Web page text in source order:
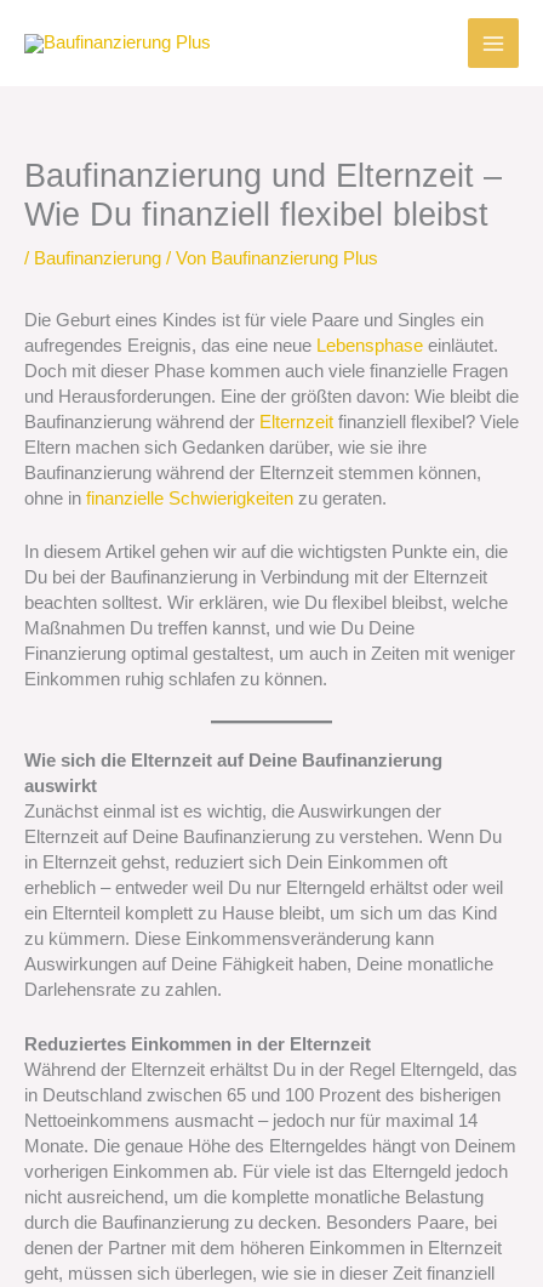
Inhalt
Baufinanzierung und Elternzeit –
Wie Du finanziell flexibel bleibst
/ Baufinanzierung / Von Baufinanzierung Plus
Die Geburt eines Kindes ist für viele Paare und Singles ein
aufregendes Ereignis, das eine neue Lebensphase einläutet.
Doch mit dieser Phase kommen auch viele finanzielle Fragen
und Herausforderungen. Eine der größten davon: Wie bleibt die
Baufinanzierung während der Elternzeit finanziell flexibel? Viele
Eltern machen sich Gedanken darüber, wie sie ihre
Baufinanzierung während der Elternzeit stemmen können,
ohne in finanzielle Schwierigkeiten zu geraten.
In diesem Artikel gehen wir auf die wichtigsten Punkte ein, die
Du bei der Baufinanzierung in Verbindung mit der Elternzeit
beachten solltest. Wir erklären, wie Du flexibel bleibst, welche
Maßnahmen Du treffen kannst, und wie Du Deine
Finanzierung optimal gestaltest, um auch in Zeiten mit weniger
Einkommen ruhig schlafen zu können.
Wie sich die Elternzeit auf Deine Baufinanzierung
auswirkt
Zunächst einmal ist es wichtig, die Auswirkungen der
Elternzeit auf Deine Baufinanzierung zu verstehen. Wenn Du
in Elternzeit gehst, reduziert sich Dein Einkommen oft
erheblich – entweder weil Du nur Elterngeld erhältst oder weil
ein Elternteil komplett zu Hause bleibt, um sich um das Kind
zu kümmern. Diese Einkommensveränderung kann
Auswirkungen auf Deine Fähigkeit haben, Deine monatliche
Darlehensrate zu zahlen.
Reduziertes Einkommen in der Elternzeit
Während der Elternzeit erhältst Du in der Regel Elterngeld, das
in Deutschland zwischen 65 und 100 Prozent des bisherigen
Nettoeinkommens ausmacht – jedoch nur für maximal 14
Monate. Die genaue Höhe des Elterngeldes hängt von Deinem
vorherigen Einkommen ab. Für viele ist das Elterngeld jedoch
nicht ausreichend, um die komplette monatliche Belastung
durch die Baufinanzierung zu decken. Besonders Paare, bei
denen der Partner mit dem höheren Einkommen in Elternzeit
geht, müssen sich überlegen, wie sie in dieser Zeit finanziell